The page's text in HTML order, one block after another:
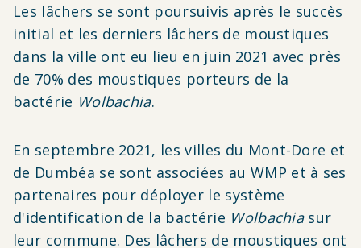
Les lâchers se sont poursuivis après le succès
initial et les derniers lâchers de moustiques
dans la ville ont eu lieu en juin 2021 avec près
de 70% des moustiques porteurs de la
bactérie Wolbachia.
En septembre 2021, les villes du Mont-Dore et
de Dumbéa se sont associées au WMP et à ses
partenaires pour déployer le système
d'identification de la bactérie Wolbachiasur
leur commune. Des lâchers de moustiques ont